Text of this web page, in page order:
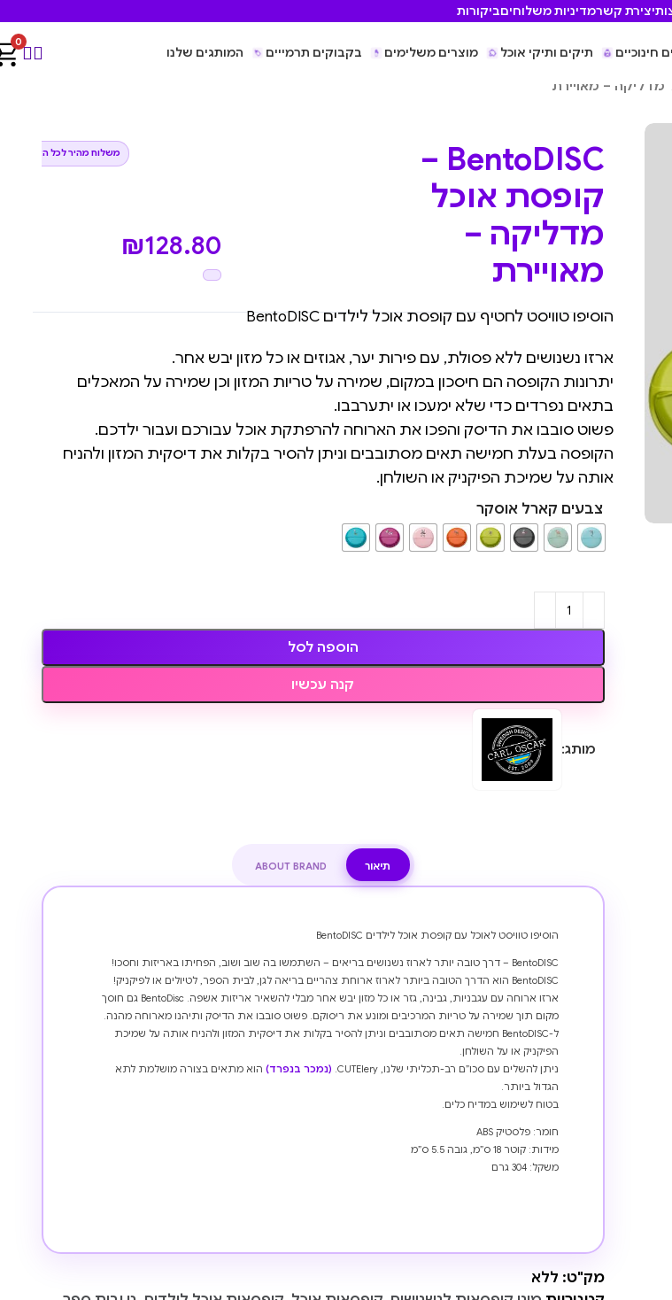
יצירת קשרמדיניות משלוחיםביקורות
חינוכיים תיקים ותיקי אוכל מוצרים משלימים בקבוקים תרמייים המותגים שלנו
0
BentoDISC –
קופסת אוכל
מדליקה –
מאויירת
₪128.80
משלוח מהיר לכל הארץ
הוסיפו טוויסט לחטיף עם קופסת אוכל לילדים BentoDISC
ארזו נשנושים ללא פסולת, עם פירות יער, אגוזים או כל מזון יבש אחר.
יתרונות הקופסה הם חיסכון במקום, שמירה על טריות המזון וכן שמירה על המאכלים
בתאים נפרדים כדי שלא ימעכו או יתערבבו.
פשוט סובבו את הדיסק והפכו את הארוחה להרפתקת אוכל עבורכם ועבור ילדכם.
הקופסה בעלת חמישה תאים מסתובבים וניתן להסיר בקלות את דיסקית המזון ולהניח
אותה על שמיכת הפיקניק או השולחן.
צבעים קארל אוסקר
הוספה לסל
קנה עכשיו
מותג:
תיאור ABOUT BRAND
הוסיפו טוויסט לאוכל עם קופסת אוכל לילדים BentoDISC
BentoDISC – דרך טובה יותר לארוז נשנושים בריאים – השתמשו בה שוב ושוב, הפחיתו באריזות וחסכו!
BentoDISC הוא הדרך הטובה ביותר לארוז ארוחת צהריים בריאה לגן, לבית הספר, לטיולים או לפיקניק!
ארזו ארוחה עם עגבניות, גבינה, גזר או כל מזון יבש אחר מבלי להשאיר אריזות אשפה. BentoDisc גם חוסך
מקום תוך שמירה על טריות המרכיבים ומונע את ריסוקם. פשוט סובבו את הדיסק ותיהנו מארוחה מהנה.
ל-BentoDISC חמישה תאים מסתובבים וניתן להסיר בקלות את דיסקית המזון ולהניח אותה על שמיכת
הפיקניק או על השולחן.
ניתן להשלים עם סכו”ם רב-תכליתי שלנו, CUTElery.
(נמכר בנפרד) הוא מתאים בצורה מושלמת לתא
הגדול ביותר.
בטוח לשימוש במדיח כלים.
חומר: פלסטיק ABS
מידות: קוטר 18 ס”מ, גובה 5.5 ס”מ
משקל: 304 גרם
מק"ט: ללא